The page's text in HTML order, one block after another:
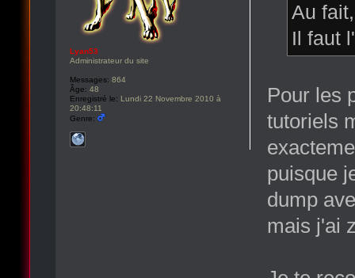
Au
Il faut
Pour les
tutoriels
puisque
dump
mais j'ai
Lyan53
Administrateur du site
Messages: 864
Âge: 48
Enregistré le: Lundi 22 Novembre 2010 à
20:48:11
Genre: